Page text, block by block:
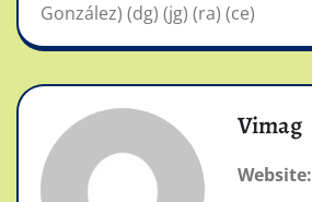
González) (dg) (jg) (ra) (ce)
Vimag
Website: